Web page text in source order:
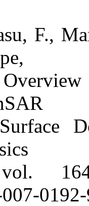
F.,
vol.